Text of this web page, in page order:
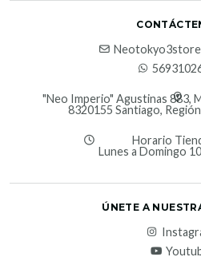
"Neo Imperio" Agustinas 883,
8320155 Santiago,
Horario
Lunes a Domingo
ÚNETE A